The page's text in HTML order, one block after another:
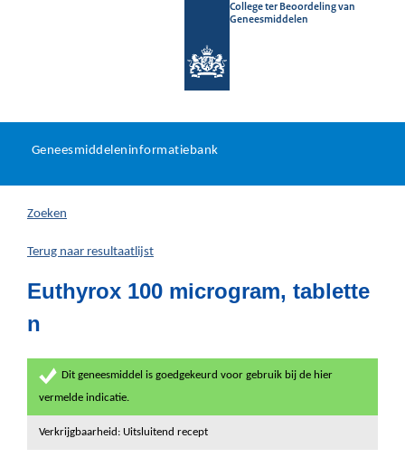
College ter Beoordeling van
Geneesmiddelen
U
hier:
Geneesmiddeleninformatiebank
Zoeken
Terug naar resultaatlijst
Euthyrox 100 microgram, tablette
n
Dit geneesmiddel is goedgekeurd voor gebruik bij de hier
vermelde indicatie.
Verkrijgbaarheid: Uitsluitend recept